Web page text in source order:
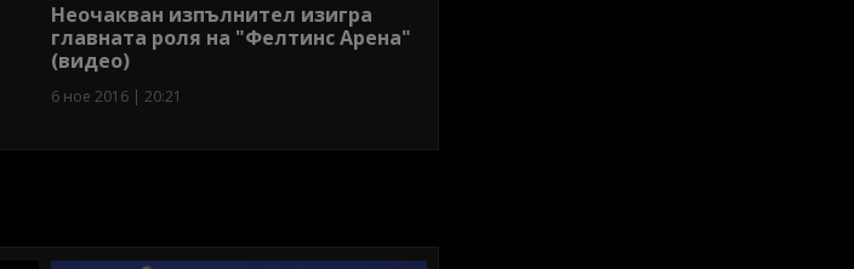
Неочакван изпълнител изигра
главната роля на "Фелтинс Арена"
(видео)
6 ное 2016 | 20:21